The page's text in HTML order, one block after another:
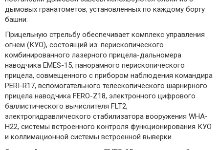
дымовых гранатометов, установленных по каждому борту
башни.
Прицельную стрельбу обеспечивает комплекс управления
огнем (КУО), состоящий из: перископического
комбинированного лазерного прицела-дальномера
наводчика EMES-15, панорамного перископического
прицела, совмещенного с прибором наблюдения командира
PERI-R17, вспомогательного телескопического шарнирного
прицела наводчика FERO-Z18, электронного цифрового
баллистического вычислителя FLT2,
электрогидравлического стабилизатора вооружения WHA-
H22, системы встроенного контроля функционирования КУО
и коллимационной системы встроенной выверки.